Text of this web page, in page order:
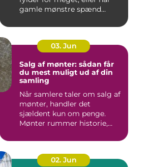
gamle mønstre spænd...
03. Jun
Salg af mønter: sådan får
du mest muligt ud af din
samling
Når samlere taler om salg af
mønter, handler det
sjældent kun om penge.
Mønter rummer historie,
02. Jun